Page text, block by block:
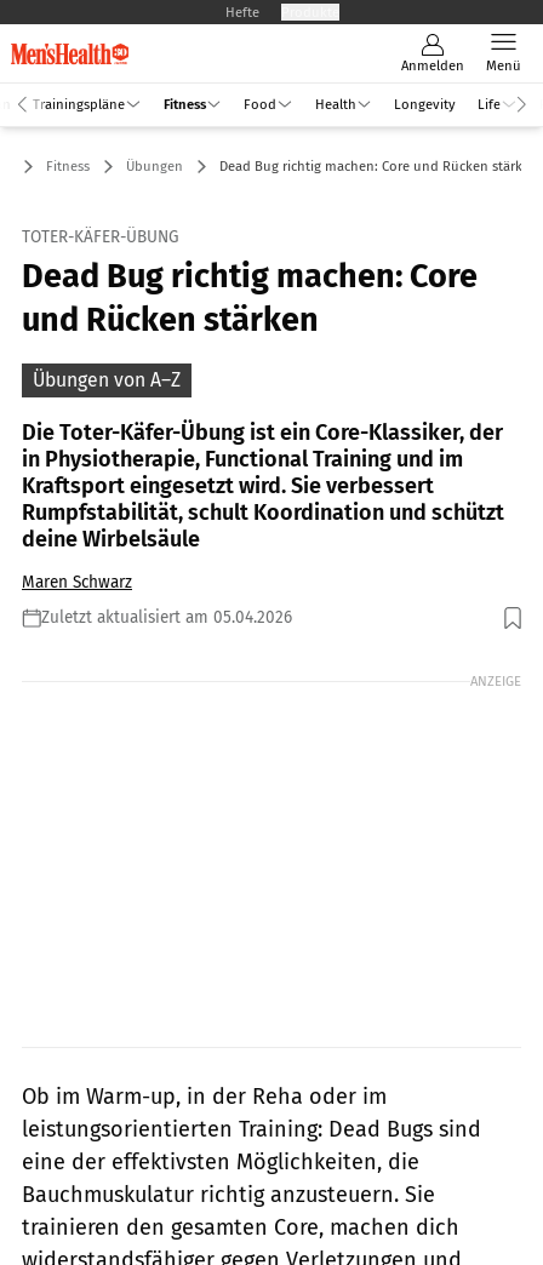
Hefte
Anmelden Menü
Trainingspläne Fitness Food Health Longevity Life
Fitness Übungen Dead Bug richtig machen: Core und Rücken stärken
TOTER-KÄFER-ÜBUNG
Dead Bug richtig machen: Core
und Rücken stärken
Übungen von A–Z
Die Toter-Käfer-Übung ist ein Core-Klassiker, der
in Physiotherapie, Functional Training und im
Kraftsport eingesetzt wird. Sie verbessert
Rumpfstabilität, schult Koordination und schützt
deine Wirbelsäule
Maren Schwarz
Zuletzt aktualisiert am 05.04.2026
Foto: gettyimages/svetikd
ANZEIGE
Ob im Warm-up, in der Reha oder im
leistungsorientierten Training: Dead Bugs sind
eine der effektivsten Möglichkeiten, die
Bauchmuskulatur richtig anzusteuern. Sie
trainieren den gesamten Core, machen dich